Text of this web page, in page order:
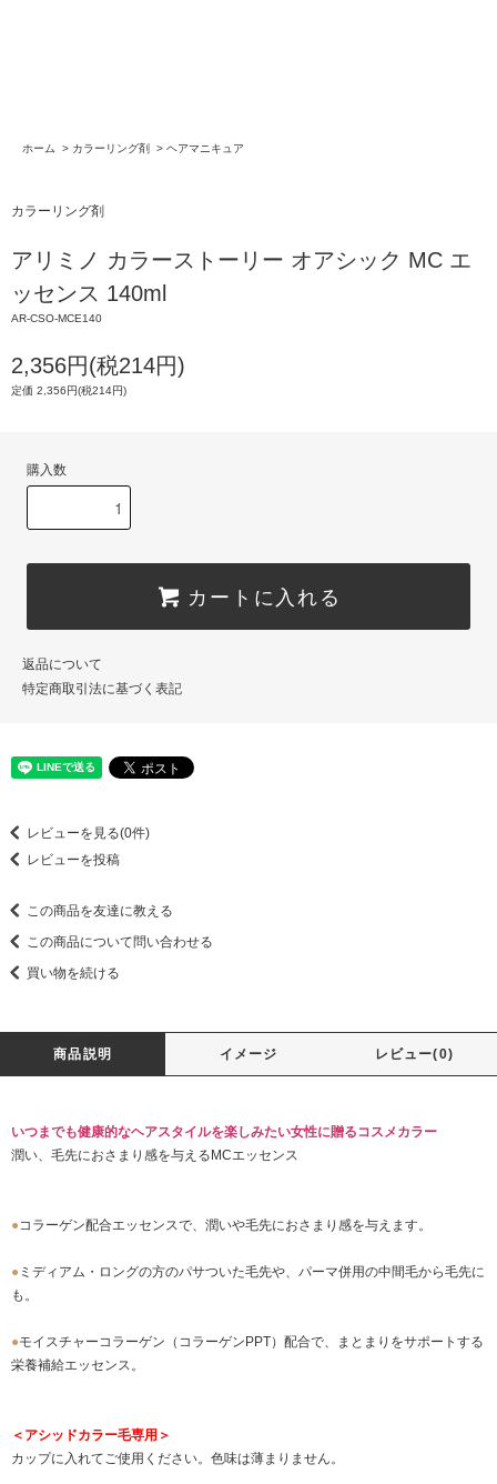
ホーム > カラーリング剤 > ヘアマニキュア
カラーリング剤
アリミノ カラーストーリー オアシック MC エ
ッセンス 140ml
AR-CSO-MCE140
2,356円(税214円)
定価 2,356円(税214円)
購入数
カートに入れる
返品について
特定商取引法に基づく表記
レビューを見る(0件)
レビューを投稿
この商品を友達に教える
この商品について問い合わせる
買い物を続ける
商品説明 イメージ レビュー(0)
いつまでも健康的なヘアスタイルを楽しみたい女性に贈るコスメカラー
潤い、毛先におさまり感を与えるMCエッセンス
●コラーゲン配合エッセンスで、潤いや毛先におさまり感を与えます。
● ミディアム・ロングの方のパサついた毛先や、パーマ併用の中間毛から毛先に
も。
●モイスチャーコラーゲン（コラーゲンPPT）配合で、まとまりをサポートする
栄養補給エッセンス。
＜アシッドカラー毛専用＞
カップに入れてご使用ください。色味は薄まりません。